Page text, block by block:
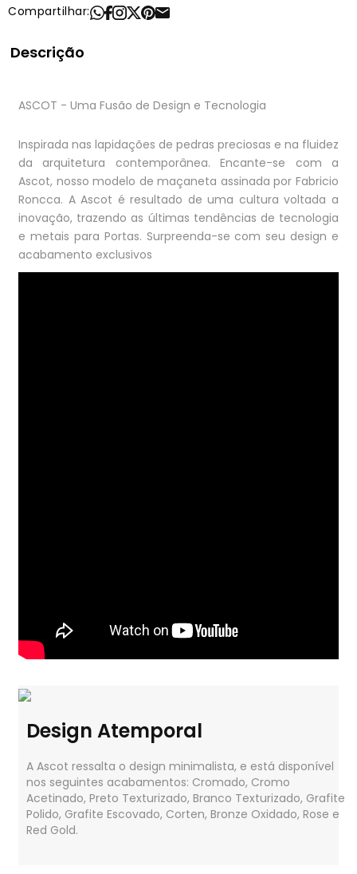
Compartilhar:
Descrição
ASCOT - Uma Fusão de Design e Tecnologia
Inspirada nas lapidações de pedras preciosas e na fluidez
da arquitetura contemporânea. Encante-se com a
Ascot, nosso modelo de maçaneta assinada por Fabricio
Roncca. A Ascot é resultado de uma cultura voltada a
inovação, trazendo as últimas tendências de tecnologia
e metais para Portas. Surpreenda-se com seu design e
acabamento exclusivos
Design Atemporal
A Ascot ressalta o design minimalista, e está disponível
nos seguintes acabamentos: Cromado, Cromo
Acetinado, Preto Texturizado, Branco Texturizado, Grafite
Polido, Grafite Escovado, Corten, Bronze Oxidado, Rose e
Red Gold.